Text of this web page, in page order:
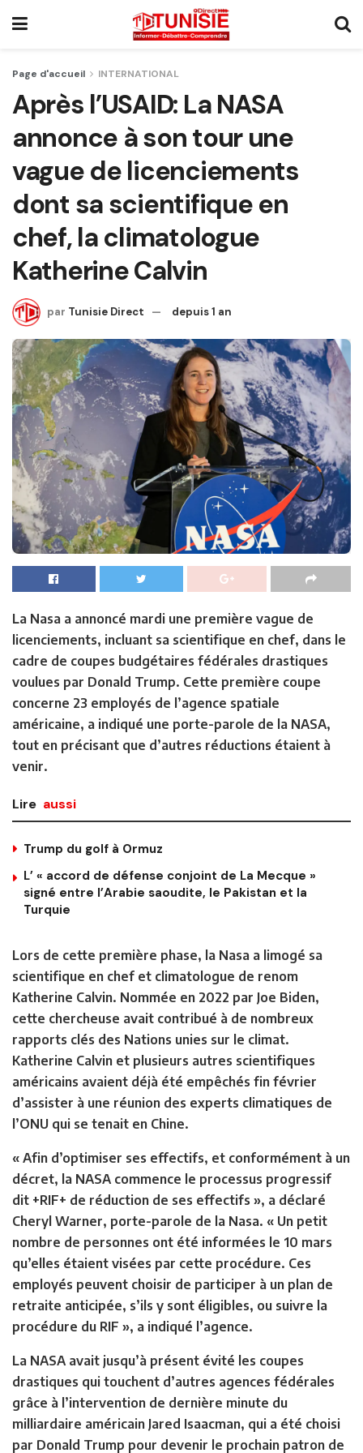
Page d'accueil INTERNATIONAL
Après l’USAID: La NASA
annonce à son tour une
vague de licenciements
dont sa scientifique en
chef, la climatologue
Katherine Calvin
par Tunisie Direct depuis 1 an
La Nasa a annoncé mardi une première vague de
licenciements, incluant sa scientifique en chef, dans le
cadre de coupes budgétaires fédérales drastiques
voulues par Donald Trump. Cette première coupe
concerne 23 employés de l’agence spatiale
américaine, a indiqué une porte-parole de la NASA,
tout en précisant que d’autres réductions étaient à
venir.
Lire aussi
Trump du golf à Ormuz
L’ « accord de défense conjoint de La Mecque »
signé entre l’Arabie saoudite, le Pakistan et la
Turquie
Lors de cette première phase, la Nasa a limogé sa
scientifique en chef et climatologue de renom
Katherine Calvin. Nommée en 2022 par Joe Biden,
cette chercheuse avait contribué à de nombreux
rapports clés des Nations unies sur le climat.
Katherine Calvin et plusieurs autres scientifiques
américains avaient déjà été empêchés fin février
d’assister à une réunion des experts climatiques de
l’ONU qui se tenait en Chine.
« Afin d’optimiser ses effectifs, et conformément à un
décret, la NASA commence le processus progressif
dit +RIF+ de réduction de ses effectifs », a déclaré
Cheryl Warner, porte-parole de la Nasa. « Un petit
nombre de personnes ont été informées le 10 mars
qu’elles étaient visées par cette procédure. Ces
employés peuvent choisir de participer à un plan de
retraite anticipée, s’ils y sont éligibles, ou suivre la
procédure du RIF », a indiqué l’agence.
La NASA avait jusqu’à présent évité les coupes
drastiques qui touchent d’autres agences fédérales
grâce à l’intervention de dernière minute du
milliardaire américain Jared Isaacman, qui a été choisi
par Donald Trump pour devenir le prochain patron de